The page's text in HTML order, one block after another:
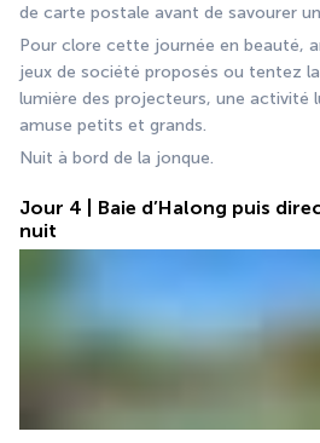
de carte postale avant de savourer
Pour clore cette journée en beauté,
jeux de société proposés ou tentez
lumière des projecteurs, une activité
amuse petits et grands.
Nuit à bord de la jonque.
Jour 4 | Baie d’Halong puis
nuit